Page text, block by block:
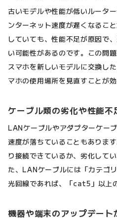
古いモデルや性能が低いルータ
ンターネット速度が遅くなるこ
していても、性能不足が原因で
い可能性があるのです。この問
スマホを新しいモデルに交換し
マホの使用場所を見直すことが効
ケーブル類の劣化や性能不
LANケーブルやアダプターケー
速度が落ちていることもありま
り接続できているか、劣化して
た、LANケーブルには「カテゴ
光回線であれば、「cat5」以上
機器や端末のアップデート